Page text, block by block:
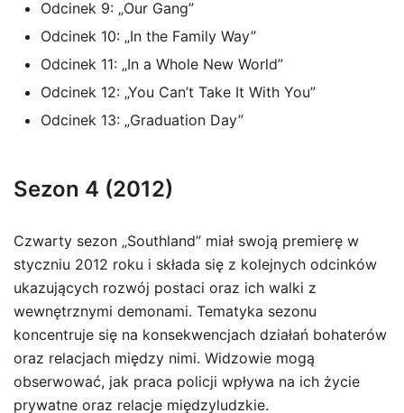
Odcinek 9: „Our Gang”
Odcinek 10: „In the Family Way”
Odcinek 11: „In a Whole New World”
Odcinek 12: „You Can’t Take It With You”
Odcinek 13: „Graduation Day”
Sezon 4 (2012)
Czwarty sezon „Southland” miał swoją premierę w
styczniu 2012 roku i składa się z kolejnych odcinków
ukazujących rozwój postaci oraz ich walki z
wewnętrznymi demonami. Tematyka sezonu
koncentruje się na konsekwencjach działań bohaterów
oraz relacjach między nimi. Widzowie mogą
obserwować, jak praca policji wpływa na ich życie
prywatne oraz relacje międzyludzkie.